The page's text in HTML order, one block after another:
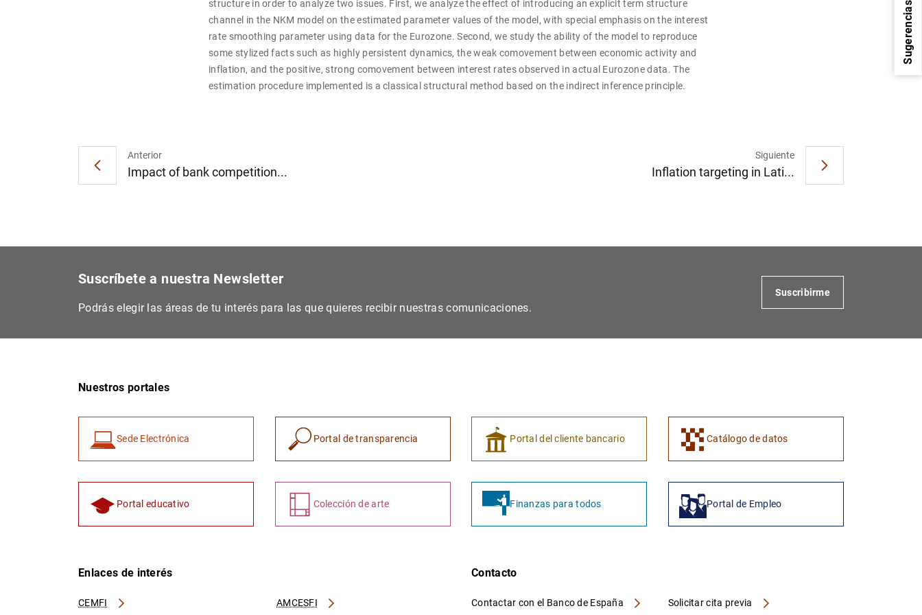
structure in order to analyze two issues. First, we analyze the effect of introducing an explicit term structure
channel in the NKM model on the estimated parameter values of the model, with special emphasis on the interest
rate smoothing parameter using data for the Eurozone. Second, we study the ability of the model to reproduce
some stylized facts such as highly persistent dynamics, the weak comovement between economic activity and
inflation, and the positive, strong comovement between interest rates observed in actual Eurozone data. The
estimation procedure implemented is a classical structural method based on the indirect inference principle.
Anterior
Impact of bank competition...
Siguiente
Inflation targeting in Lati...
Sugerencias
Suscríbete a nuestra Newsletter
Podrás elegir las áreas de tu interés para las que quieres recibir nuestras comunicaciones.
Suscribirme
Nuestros portales
Sede Electrónica Portal de transparencia Portal del cliente bancario Catálogo de datos
Portal educativo Colección de arte Finanzas para todos Portal de Empleo
Enlaces de interés
CEMFI AMCESFI
Contacto
Contactar con el Banco de España Solicitar cita previa